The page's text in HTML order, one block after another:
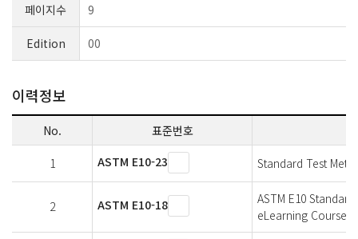
페이지수 9
Edition 00
이력정보
No. 표준번호
1 ASTM E10-23 Standard Test
2 ASTM E10-18
ASTM E10
eLearning Courses-